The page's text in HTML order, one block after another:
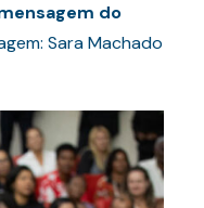
do
Sara Machado